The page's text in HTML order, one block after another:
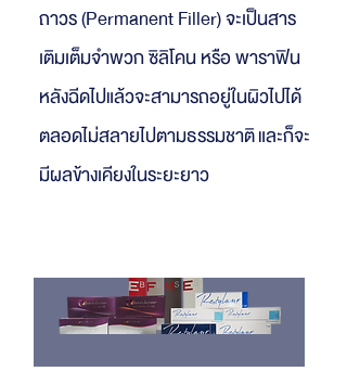
ถาวร (Permanent Filler) จะเป็นสาร
เติมเต็มจำพวก ซิลิโคน หรือ พาราฟิน
หลังฉีดไปแล้วจะสามารถอยู่ในผิวไปได้
ตลอดไม่สลายไปตามธรรมชาติ และก็จะ
มีผลข้างเคียงในระยะยาว